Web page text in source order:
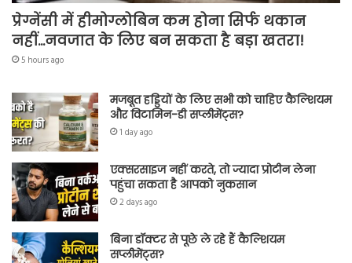
प्रेग्नेंसी में हीमोग्लोबिन कम होना सिर्फ थकान
नहीं…नवजात के लिए बन सकता है बड़ा खतरा!
5 hours ago
मजबूत हड्डियों के लिए सभी को चाहिए कैल्शियम
और विटामिन-डी सप्लीमेंट्स?
1 day ago
एक्सरसाइज नहीं करते, तो ज्यादा प्रोटीन लेना
पहुंचा सकता है आपको नुकसान
2 days ago
बिना डॉक्टर से पूछे ले रहे हैं कैल्शियम
सप्लीमेंट्स?